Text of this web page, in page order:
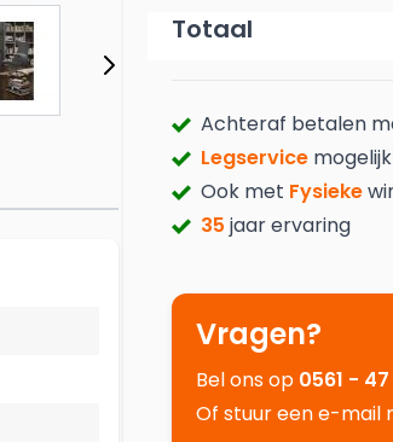
Totaal
Achteraf betalen
Legservice
Ook met Fysieke
35 jaar ervaring
Vragen?
Bel ons op 0561 -
Of stuur een e-mail